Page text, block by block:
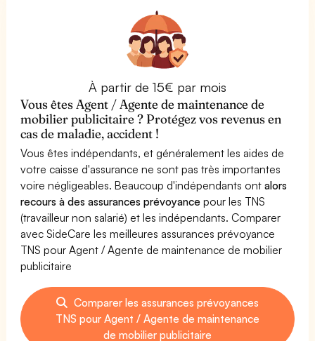
À partir de 15€ par mois
Vous êtes Agent / Agente de maintenance de
mobilier publicitaire ? Protégez vos revenus en
cas de maladie, accident !
Vous êtes indépendants, et généralement les aides de
votre caisse d'assurance ne sont pas très importantes
voire négligeables. Beaucoup d'indépendants ontalors
recours à des assurances prévoyance pour les TNS
(travailleur non salarié) et les indépendants. Comparer
avec SideCare les meilleures assurances prévoyance
TNS pour Agent / Agente de maintenance de mobilier
publicitaire
Comparer les assurances prévoyances
TNS pour Agent / Agente de maintenance
de mobilier publicitaire